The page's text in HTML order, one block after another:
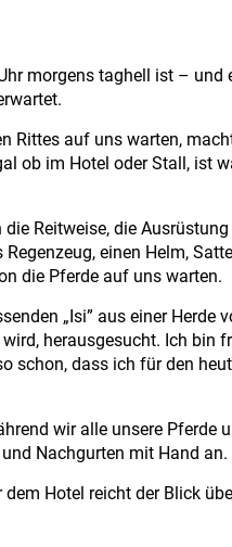
morgens taghell ist – und
Rittes auf uns warten,
ob im Hotel oder Stall, ist
Reitweise, die
einen Helm,
die Pferde auf uns warten.
„Isi” aus einer Herde
herausgesucht. Ich bin
schon, dass ich für den
wir alle unsere Pferde
Nachgurten mit Hand an.
Hotel reicht der Blick